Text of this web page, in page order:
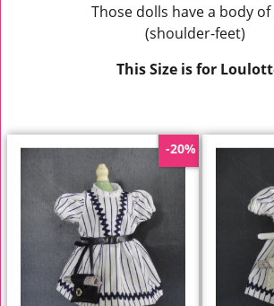
Those dolls have a body of
(shoulder-feet)
This Size is for
-20%